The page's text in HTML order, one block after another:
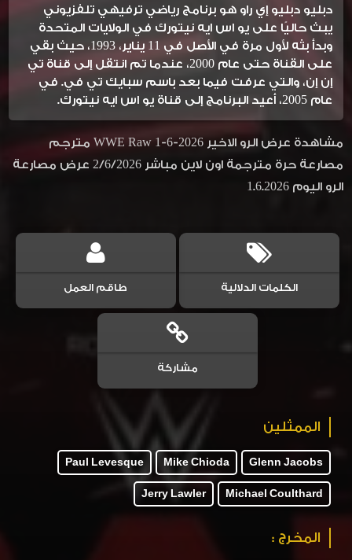
دبليو دبليو إي راو هو برنامج رياضي ترفيهي تلفزيوني
يبث حاليًا على يو اس ايه نيتورك في الولايات المتحدة
وبدأ بثه لأول مرة في الأصل في 11 يناير، 1993، حيث بقي
على القناة حتى عام 2000، عندما تم انتقل إلى قناة تي
إن إن، والتي عرفت فيما بعد باسم سبايك تي في. في
عام 2005، أعيد البرنامج إلى قناة يو اس ايه نيتورك.
مشاهدة عرض الرو الاخير WWE Raw 1-6-2026 مترجم
مصارعة حرة مترجمة اون لاين مباشر 2/6/2026 عرض مصارعة
الرو اليوم 1.6.2026
الكلمات الدلالية طاقم العمل
مشاركة
الممثلين
Glenn Jacobs
Mike Chioda
Paul Levesque
Michael Coulthard
Jerry Lawler
المخرج :